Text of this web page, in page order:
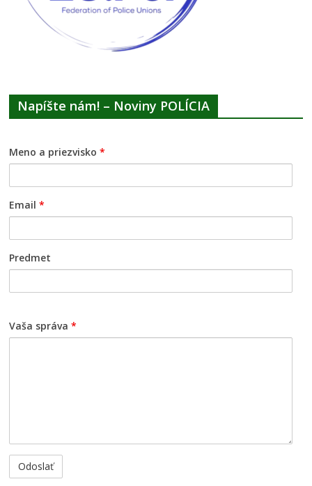
Napíšte nám! – Noviny POLÍCIA
Meno a priezvisko*
Email*
Predmet
Vaša správa*